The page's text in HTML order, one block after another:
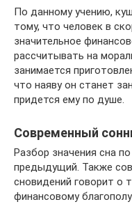
По данному учению,
тому, что человек в
значительное
рассчитывать на
занимается
что наяву он станет
придется ему по душе.
Современный
Разбор значения сна
предыдущий. Также
сновидений говорит о
финансовому